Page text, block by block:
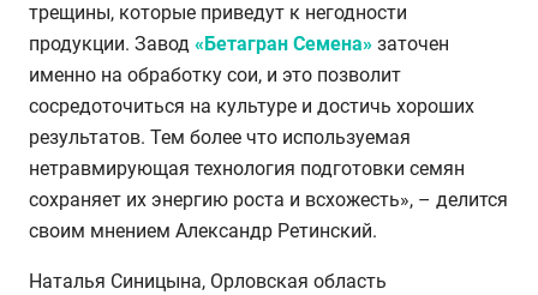
трещины, которые приведут к негодности
продукции. Завод «Бетагран Семена» заточен
именно на обработку сои, и это позволит
сосредоточиться на культуре и достичь хороших
результатов. Тем более что используемая
нетравмирующая технология подготовки семян
сохраняет их энергию роста и всхожесть», – делится
своим мнением Александр Ретинский.
Наталья Синицына, Орловская область